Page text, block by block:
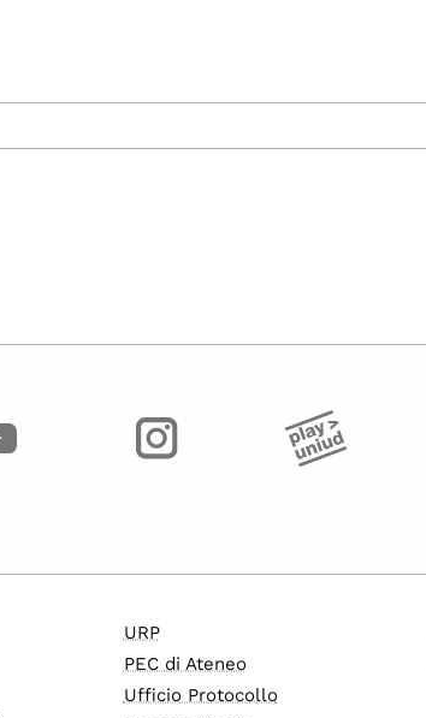
URP
PEC di Ateneo
Ufficio Protocollo